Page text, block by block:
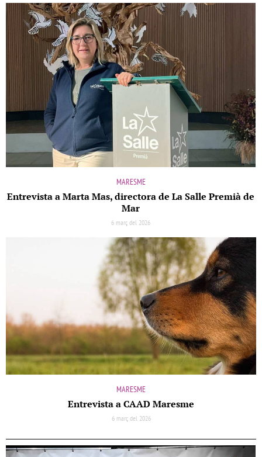
MARESME
Entrevista a Marta Mas, directora de La Salle Premià de
Mar
6 març del 2026
MARESME
Entrevista a CAAD Maresme
6 març del 2026